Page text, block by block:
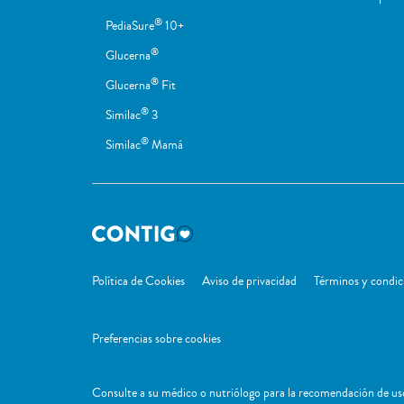
PediaSure® 10+
Glucerna®
Glucerna® Fit
Similac® 3
Similac® Mamá
Política de Cookies Aviso de privacidad Términos y
Preferencias sobre cookies
Consulte a su médico o nutriólogo para la recomendación de